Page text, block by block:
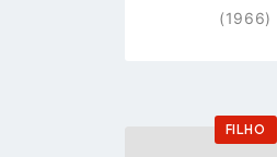
(1966)
FILHO
Go